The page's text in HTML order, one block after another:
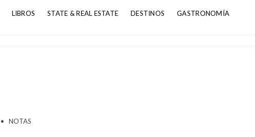
LIBROS STATE & REAL ESTATE DESTINOS GASTRONOMÍA
• NOTAS